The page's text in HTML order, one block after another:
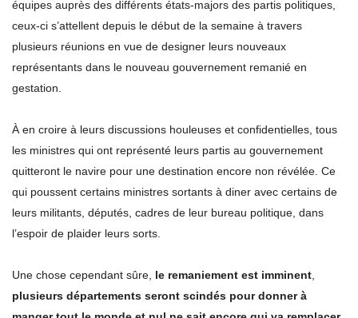
équipes auprès des différents états-majors des partis politiques,
ceux-ci s’attellent depuis le début de la semaine à travers
plusieurs réunions en vue de designer leurs nouveaux
représentants dans le nouveau gouvernement remanié en
gestation.
À en croire à leurs discussions houleuses et confidentielles, tous
les ministres qui ont représenté leurs partis au gouvernement
quitteront le navire pour une destination encore non révélée. Ce
qui poussent certains ministres sortants à diner avec certains de
leurs militants, députés, cadres de leur bureau politique, dans
l’espoir de plaider leurs sorts.
Une chose cependant sûre, le remaniement est imminent,
plusieurs départements seront scindés pour donner à